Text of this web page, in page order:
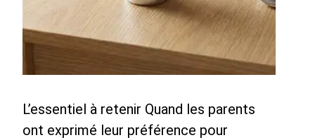
L’essentiel à retenir Quand les parents
ont exprimé leur préférence pour